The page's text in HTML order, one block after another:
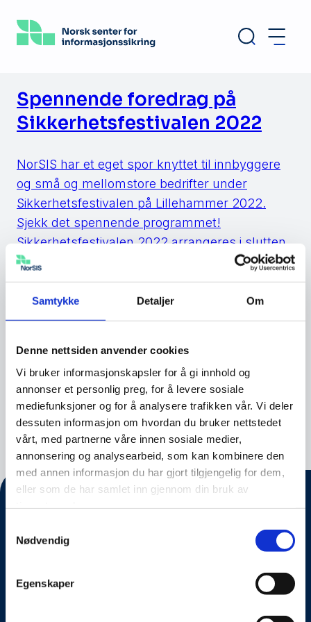
Samtykke Detaljer Om
Denne nettsiden anvender cookies
Vi bruker informasjonskapsler for å gi innhold og
annonser et personlig preg, for å levere sosiale
mediefunksjoner og for å analysere trafikken vår. Vi deler
dessuten informasjon om hvordan du bruker nettstedet
vårt, med partnerne våre innen sosiale medier,
annonsering og analysearbeid, som kan kombinere den
med annen informasjon du har gjort tilgjengelig for dem,
eller som de har samlet inn gjennom din bruk av
Nødvendig
Egenskaper
hovedinnhold
Spennende foredrag på
Sikkerhetsfestivalen 2022
NorSIS har et eget spor knyttet til innbyggere
og små og mellomstore bedrifter under
Sikkerhetsfestivalen på Lillehammer 2022.
Sjekk det spennende programmet!
Sikkerhetsfestivalen 2022 arrangeres i slutten
av august med mange gode foredrag, debatter
og kunnskapsdeling på
informasjonssikkerhetsfeltet. Direktøren for
Nasjonal sikkerhetsmyndighet, Sofie Nystrøm,
aktuell oppdatering om hvordan vi kan […]
Nyhet 26.06.2022